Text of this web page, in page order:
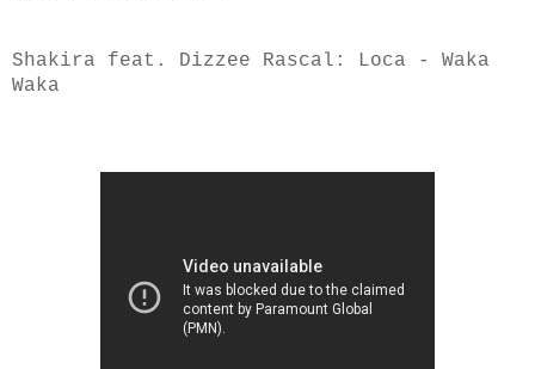
Shakira feat. Dizzee Rascal: Loca - Waka
Waka